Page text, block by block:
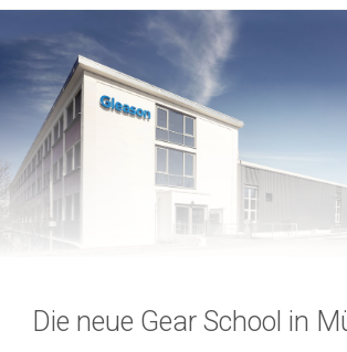
Die neue Gear School in